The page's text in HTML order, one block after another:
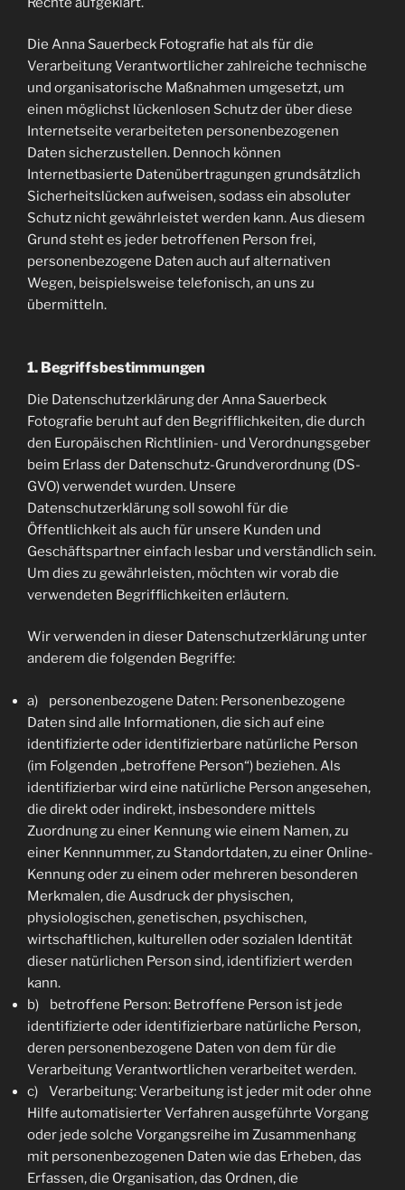
Die Anna Sauerbeck Fotografie hat als für die
Verarbeitung Verantwortlicher zahlreiche technische
und organisatorische Maßnahmen umgesetzt, um
einen möglichst lückenlosen Schutz der über diese
Internetseite verarbeiteten personenbezogenen
Daten sicherzustellen. Dennoch können
Internetbasierte Datenübertragungen grundsätzlich
Sicherheitslücken aufweisen, sodass ein absoluter
Schutz nicht gewährleistet werden kann. Aus diesem
Grund steht es jeder betroffenen Person frei,
personenbezogene Daten auch auf alternativen
Wegen, beispielsweise telefonisch, an uns zu
übermitteln.
1. Begriffsbestimmungen
Die Datenschutzerklärung der Anna Sauerbeck
Fotografie beruht auf den Begrifflichkeiten, die durch
den Europäischen Richtlinien- und Verordnungsgeber
beim Erlass der Datenschutz-Grundverordnung (DS-
GVO) verwendet wurden. Unsere
Datenschutzerklärung soll sowohl für die
Öffentlichkeit als auch für unsere Kunden und
Geschäftspartner einfach lesbar und verständlich sein.
Um dies zu gewährleisten, möchten wir vorab die
verwendeten Begrifflichkeiten erläutern.
Wir verwenden in dieser Datenschutzerklärung unter
anderem die folgenden Begriffe:
a) personenbezogene Daten: Personenbezogene
Daten sind alle Informationen, die sich auf eine
identifizierte oder identifizierbare natürliche Person
(im Folgenden „betroffene Person“) beziehen. Als
identifizierbar wird eine natürliche Person angesehen,
die direkt oder indirekt, insbesondere mittels
Zuordnung zu einer Kennung wie einem Namen, zu
einer Kennnummer, zu Standortdaten, zu einer Online-
Kennung oder zu einem oder mehreren besonderen
Merkmalen, die Ausdruck der physischen,
physiologischen, genetischen, psychischen,
wirtschaftlichen, kulturellen oder sozialen Identität
dieser natürlichen Person sind, identifiziert werden
kann.
b) betroffene Person: Betroffene Person ist jede
identifizierte oder identifizierbare natürliche Person,
deren personenbezogene Daten von dem für die
Verarbeitung Verantwortlichen verarbeitet werden.
c) Verarbeitung: Verarbeitung ist jeder mit oder ohne
Hilfe automatisierter Verfahren ausgeführte Vorgang
oder jede solche Vorgangsreihe im Zusammenhang
mit personenbezogenen Daten wie das Erheben, das
Erfassen, die Organisation, das Ordnen, die